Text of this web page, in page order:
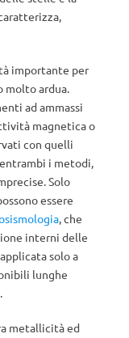
importante per
molto ardua.
ad ammassi
magnetica o
con quelli
i metodi,
Solo
essere
, che
interni delle
solo a
lunghe
metallicità ed